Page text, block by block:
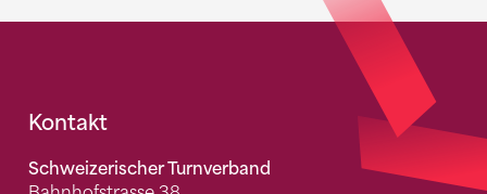
Fusszeile
Kontakt
Schweizerischer Turnverband